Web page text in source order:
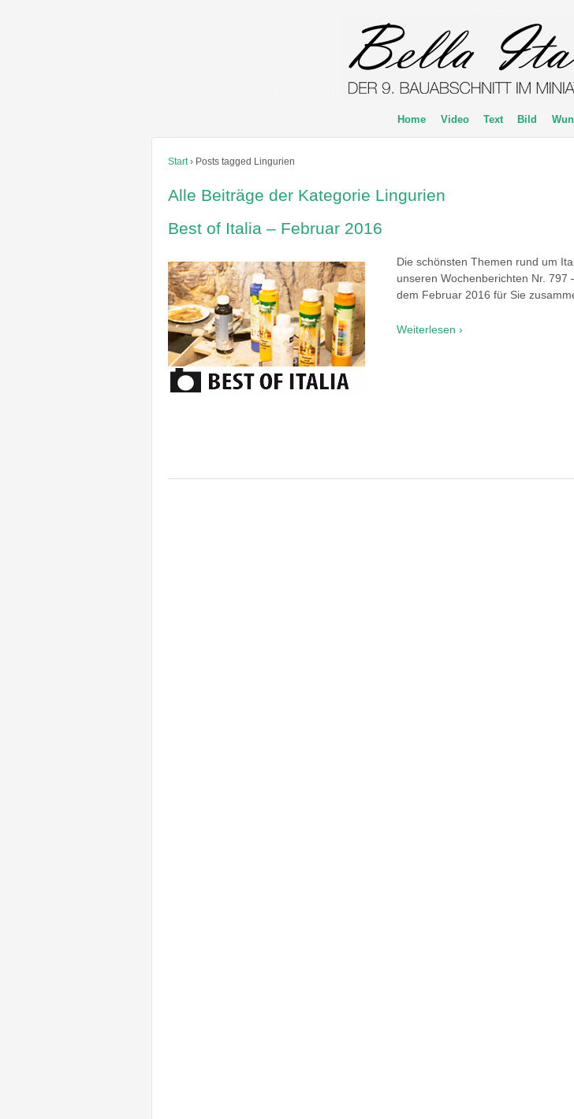
Home Video Text Bild
Start › Posts tagged Lingurien
Alle Beiträge der Kategorie Lingurien
Best of Italia – Februar 2016
Die schönsten Themen rund um
unseren Wochenberichten Nr. 797
dem Februar 2016 für Sie
Weiterlesen ›